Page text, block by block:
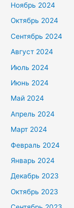
Ноябрь 2024
Октябрь 2024
Сентябрь 2024
Август 2024
Июль 2024
Июнь 2024
Май 2024
Апрель 2024
Март 2024
Февраль 2024
Январь 2024
Декабрь 2023
Октябрь 2023